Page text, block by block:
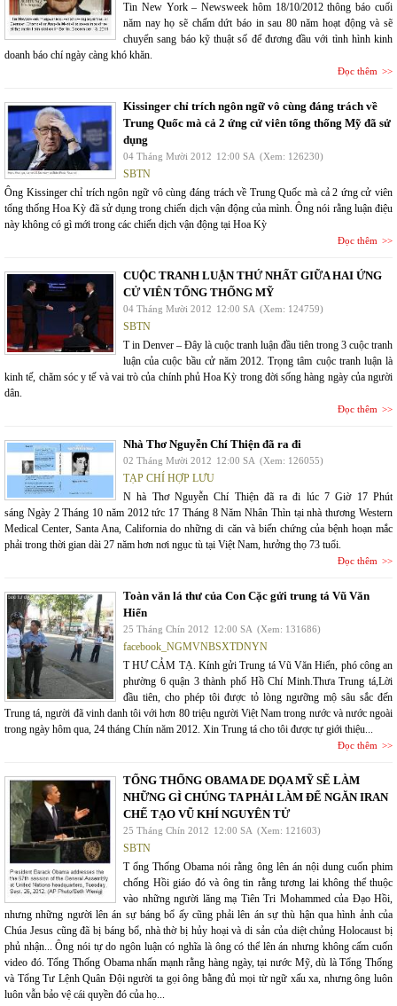
Tin New York – Newsweek hôm 18/10/2012 thông báo cuối
năm nay họ sẽ chấm dứt báo in sau 80 năm hoạt động và sẽ
chuyển sang báo kỹ thuật số để đương đầu với tình hình kinh
doanh báo chí ngày càng khó khăn.
Đọc thêm
Kissinger chỉ trích ngôn ngữ vô cùng đáng trách về
Trung Quốc mà cả 2 ứng cử viên tổng thống Mỹ đã sử
dụng
04 Tháng Mười 2012 12:00 SA (Xem: 126230)
SBTN
Ông Kissinger chỉ trích ngôn ngữ vô cùng đáng trách về Trung Quốc mà cả 2 ứng cử viên
tổng thống Hoa Kỳ đã sử dụng trong chiến dịch vận động của mình. Ông nói rằng luận điệu
này không có gì mới trong các chiến dịch vận động tại Hoa Kỳ
Đọc thêm
CUỘC TRANH LUẬN THỨ NHẤT GIỮA HAI ỨNG
CỬ VIÊN TỔNG THỐNG MỸ
04 Tháng Mười 2012 12:00 SA (Xem: 124759)
SBTN
T in Denver – Đây là cuộc tranh luận đầu tiên trong 3 cuộc tranh
luận của cuộc bầu cử năm 2012. Trọng tâm cuộc tranh luận là
kinh tế, chăm sóc y tế và vai trò của chính phủ Hoa Kỳ trong đời sống hàng ngày của người
dân.
Đọc thêm
Nhà Thơ Nguyễn Chí Thiện đã ra đi
02 Tháng Mười 2012 12:00 SA (Xem: 126055)
TẠP CHÍ HỢP LƯU
N hà Thơ Nguyễn Chí Thiện đã ra đi lúc 7 Giờ 17 Phút
sáng Ngày 2 Tháng 10 năm 2012 tức 17 Tháng 8 Năm Nhân Thìn tại nhà thương Western
Medical Center, Santa Ana, California do những di căn và biến chứng của bệnh hoạn mắc
phải trong thời gian dài 27 năm hơn nơi ngục tù tại Việt Nam, hưởng thọ 73 tuổi.
Đọc thêm
Toàn văn lá thư của Con Cặc gửi trung tá Vũ Văn
Hiển
25 Tháng Chín 2012 12:00 SA (Xem: 131686)
facebook_NGMVNBSXTDNYN
T HƯ CẢM TẠ. Kính gửi Trung tá Vũ Văn Hiển, phó công an
phường 6 quận 3 thành phố Hồ Chí Minh.Thưa Trung tá,Lời
đầu tiên, cho phép tôi được tỏ lòng ngưỡng mộ sâu sắc đến
Trung tá, người đã vinh danh tôi với hơn 80 triệu người Việt Nam trong nước và nước ngoài
trong ngày hôm qua, 24 tháng Chín năm 2012. Xin Trung tá cho tôi được tự giới thiệu...
Đọc thêm
TỔNG THỐNG OBAMA DE DỌA MỸ SẼ LÀM
NHỮNG GÌ CHÚNG TA PHẢI LÀM ĐỂ NGĂN IRAN
CHẾ TẠO VŨ KHÍ NGUYÊN TỬ
25 Tháng Chín 2012 12:00 SA (Xem: 121603)
SBTN
T ổng Thống Obama nói rằng ông lên án nội dung cuốn phim
chống Hồi giáo đó và ông tin rằng tương lai không thể thuộc
vào những người lăng mạ Tiên Tri Mohammed của Đạo Hồi,
nhưng những người lên án sự báng bổ ấy cũng phải lên án sự thù hận qua hình ảnh của
Chúa Jesus cũng đã bị báng bổ, nhà thờ bị hủy hoại và di sản của diệt chủng Holocaust bị
phủ nhận... Ông nói tự do ngôn luận có nghĩa là ông có thể lên án nhưng không cấm cuốn
video đó. Tổng Thống Obama nhấn mạnh rằng hàng ngày, tại nước Mỹ, dù là Tổng Thống
và Tổng Tư Lệnh Quân Đội người ta gọi ông bằng đủ mọi từ ngữ xấu xa, nhưng ông luôn
luôn vẫn bảo vệ cái quyền đó của họ...